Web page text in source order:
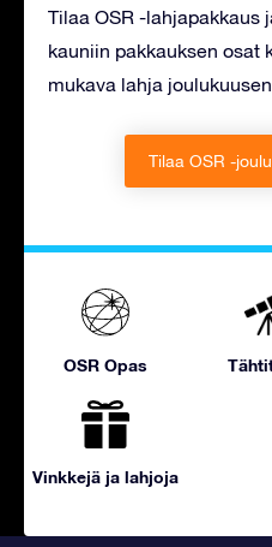
Tilaa OSR -lahjapakkaus
kauniin pakkauksen osat
mukava lahja
Tilaa OSR -
OSR Opas
Vinkkejä ja lahjoja